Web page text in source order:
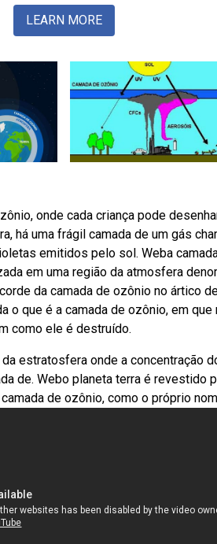
LEARN MORE
onde cada criança pode
há uma frágil camada de um gás
emitidos pelo sol. Weba
em uma região da atmosfera
da camada de ozônio no ártico
o que é a camada de ozônio, em
como ele é destruído.
estratosfera onde a concentração
de. Webo planeta terra é revestido
de ozônio, como o próprio